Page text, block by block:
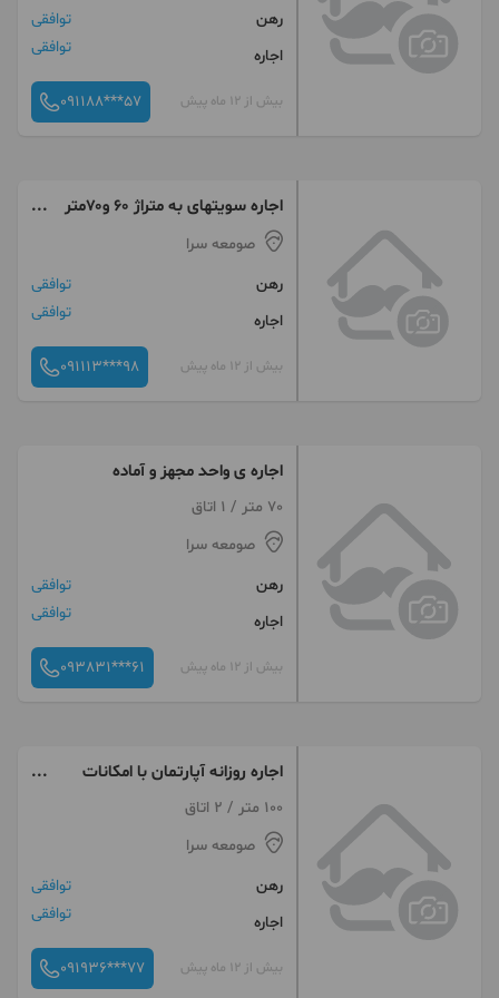
رهن
توافقی
اجاره
توافقی
بیش از 12 ماه پیش 091188***57
اجاره سویتهای به متراژ ۶۰ و۷۰متر
تک ودوخواب
صومعه سرا
رهن
توافقی
اجاره
توافقی
بیش از 12 ماه پیش 091113***98
اجاره ی‌ واحد مجهز و آماده
70 متر / 1 اتاق
صومعه سرا
رهن
توافقی
اجاره
توافقی
بیش از 12 ماه پیش 093831***61
اجاره روزانه آپارتمان با امکانات
کامل100 متر / 2 اتاق
صومعه سرا
رهن
توافقی
اجاره
توافقی
بیش از 12 ماه پیش 091936***77